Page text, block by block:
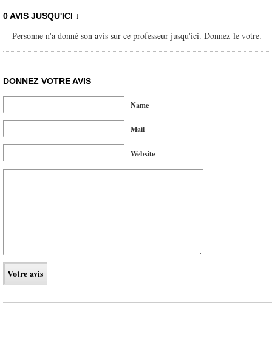
0 AVIS JUSQU'ICI ↓
Personne n'a donné son avis sur ce professeur jusqu'ici. Donnez-le votre.
DONNEZ VOTRE AVIS
Name
Mail
Website